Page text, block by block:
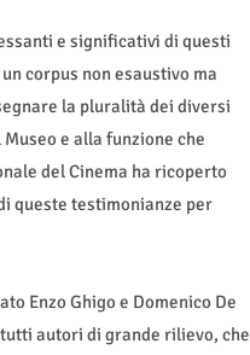
e significativi di questi
corpus non esaustivo ma
la pluralità dei diversi
e alla funzione che
del Cinema ha ricoperto
queste testimonianze per
Enzo Ghigo e Domenico De
autori di grande rilievo, che